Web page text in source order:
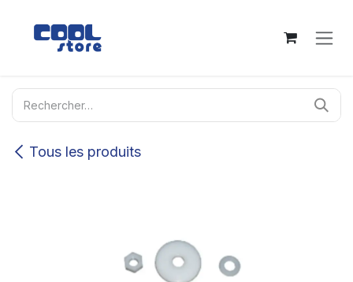
Tous les produits